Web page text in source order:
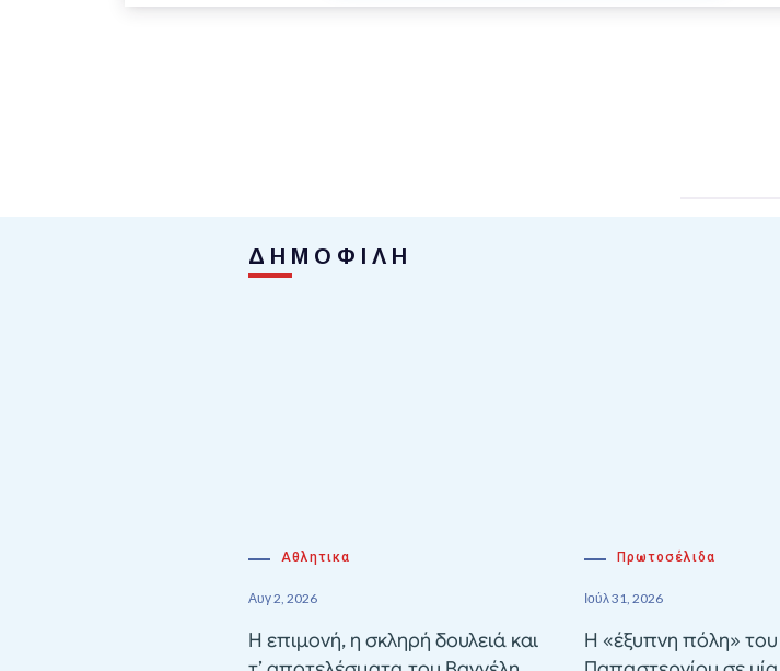
ΔΗΜΟΦΙΛΗ
Αθλητικα
Αυγ 2, 2026
Η επιμονή, η σκληρή δουλειά και
Πρωτοσέλιδα
Ιούλ 31, 2026
Η «έξυπνη πόλη» του